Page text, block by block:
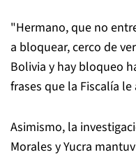
"Hermano, que no
a bloquear, cerco de
Bolivia y hay bloqueo
frases que la Fiscalía
Asimismo, la
Morales y Yucra